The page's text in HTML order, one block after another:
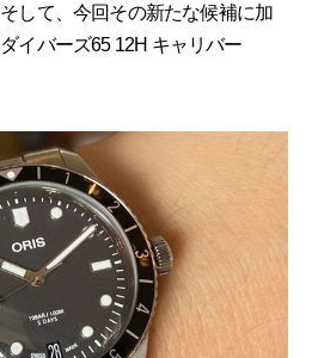
して、今回その新たな候補に加
イバーズ65 12H キャリバー